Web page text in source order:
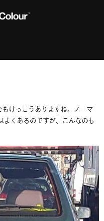
けっこうありますね。ノーマ
くあるのですが、こんなのも